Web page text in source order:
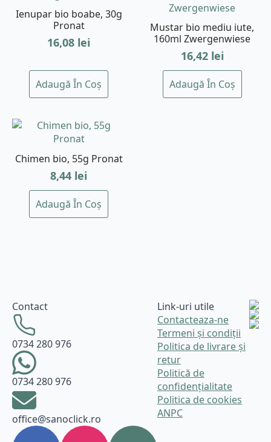
Ienupar bio boabe, 30g
Pronat
16,08 lei
Adaugă În Coș
Mustar bio mediu iute,
160ml Zwergenwiese
16,42 lei
Adaugă În Coș
Chimen bio, 55g Pronat
8,44 lei
Adaugă În Coș
Contact
0734 280 976
0734 280 976
office@sanoclick.ro
Link-uri utile
Contacteaza-ne
Termeni și condiții
Politica de livrare și
retur
Politică de
confidențialitate
Politica de cookies
ANPC